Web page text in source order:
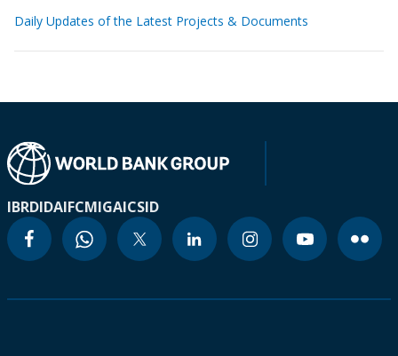
Daily Updates of the Latest Projects & Documents
IBRDIDAIFCMIGAICSID